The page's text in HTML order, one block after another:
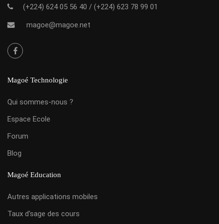
(+224) 624 05 56 40 / (+224) 623 78 99 01
magoe@magoe.net
Magoé Technologie
Qui sommes-nous ?
Espace Ecole
Forum
Blog
Magoé Education
Autres applications mobiles
Taux d'sage des cours